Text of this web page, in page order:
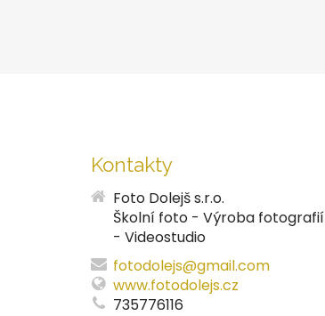
Kontakty
Foto Dolejš s.r.o.
Školní foto - Výroba fotografií
- Videostudio
fotodolejs@gmail.com
www.fotodolejs.cz
735776116